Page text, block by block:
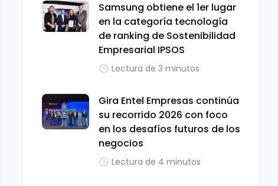
Samsung obtiene el 1er lugar
en la categoría tecnología
de ranking de Sostenibilidad
Empresarial IPSOS
Lectura de 3 minutos
Gira Entel Empresas continúa
su recorrido 2026 con foco
en los desafíos futuros de los
negocios
Lectura de 4 minutos